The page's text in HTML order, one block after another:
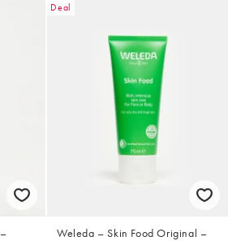
Deal
Weleda – Skin Food Original –